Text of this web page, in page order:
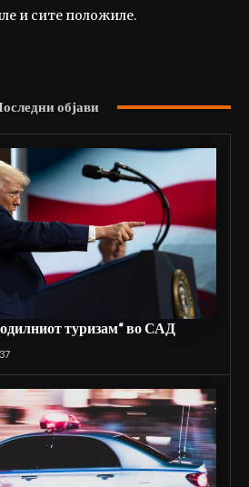
и сите положиле.
објави
туризам“ во САД